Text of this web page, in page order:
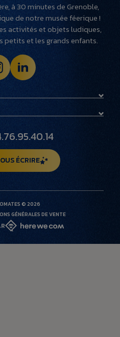
à 30 minutes de Grenoble,
de notre musée féerique !
activités et objets ludiques,
et les grands enfants.
ÉCRIRE
© 2026
GÉNÉRALES DE VENTE